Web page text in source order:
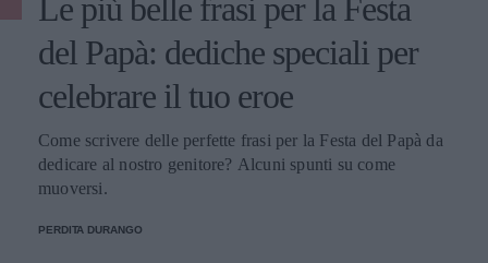
Le più belle frasi per la Festa
del Papà: dediche speciali per
celebrare il tuo eroe
Come scrivere delle perfette frasi per la Festa del Papà da
dedicare al nostro genitore? Alcuni spunti su come
muoversi.
PERDITA DURANGO